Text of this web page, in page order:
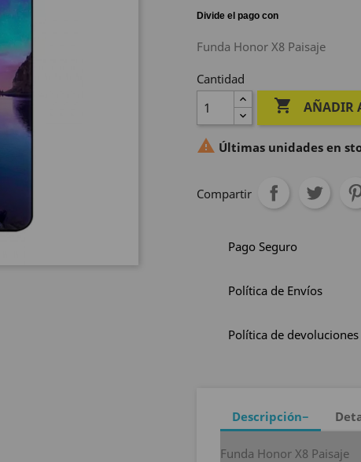
Funda Honor X8 Paisaje
Cantidad
 AÑADIR
 Últimas unidades en
Compartir
Pago Seguro
Política de Envíos
Política de devoluciones
Descripción
Funda Honor X8 Paisaje